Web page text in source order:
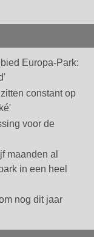
Europa-Park:
constant op
voor de
maanden al
in een heel
nog dit jaar